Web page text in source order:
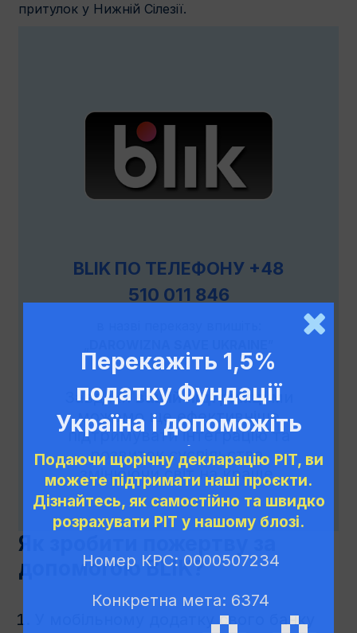
притулок у Нижній Сілезії.
BLIK ПО ТЕЛЕФОНУ +48
510 011 846
Завдякивашій підтримціми
можемо ще ефективніше
підтримувати інтеграцію та
розвиток суспільства,
змінюючи світ на краще.
Як зробити пожертву за
допомогою BLIK?
У мобільному додатку свого банку
Перекажіть 1,5%
податку Фундації
Україна і допоможіть
нам діяти!
Подаючи щорічну декларацію PIT, ви
можете підтримати наші проєкти.
Дізнайтесь, як самостійно та швидко
розрахувати PIT у нашому блозі.
Номер КРС: 0000507234
Конкретна мета: 6374